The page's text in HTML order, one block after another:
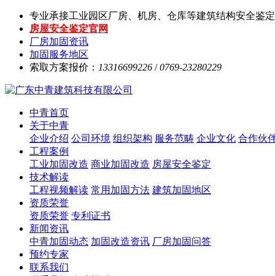
专业承接工业园区厂房、机房、仓库等建筑结构安全鉴
房屋安全鉴定官网
厂房加固资讯
加固服务地区
索取方案报价： 13316699226 /0769-23280229
中青首页
关于中青
企业介绍 公司环境 组织架构 服务范畴 企业文化 合作伙
工程案例
工业加固改造 商业加固改造 房屋安全鉴定
技术解读
工程视频解读 常用加固方法 建筑加固地区
资质荣誉
资质荣誉 专利证书
新闻资讯
中青加固动态 加固改造资讯 厂房加固问答
预约专家
联系我们